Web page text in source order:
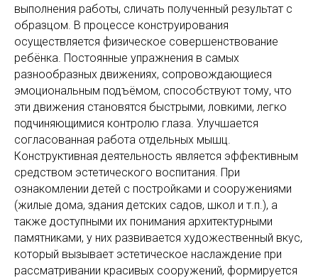
выполнения работы, сличать полученный результат с
образцом. В процессе конструирования
осуществляется физическое совершенствование
ребёнка. Постоянные упражнения в самых
разнообразных движениях, сопровождающиеся
эмоциональным подъёмом, способствуют тому, что
эти движения становятся быстрыми, ловкими, легко
подчиняющимися контролю глаза. Улучшается
согласованная работа отдельных мышц.
Конструктивная деятельность является эффективным
средством эстетического воспитания. При
ознакомлении детей с постройками и сооружениями
(жилые дома, здания детских садов, школ и т.п.), а
также доступными их понимания архитектурными
памятниками, у них развивается художественный вкус,
который вызывает эстетическое наслаждение при
рассматривании красивых сооружений, формируется